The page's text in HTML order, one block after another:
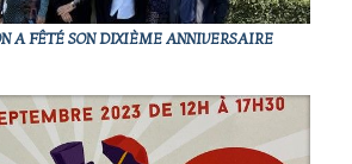
A FÊTÉ SON DIXIÈME ANNIVERSAIRE